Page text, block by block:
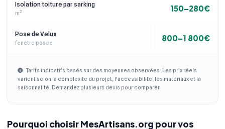
Isolation toiture par sarking
m² 150–280€
Pose de Velux
fenêtre posée 800–1 800€
Tarifs indicatifs basés sur des moyennes observées. Les prix réels
varient selon la complexité du projet, l'accessibilité, les matériaux et la
saisonnalité. Demandez plusieurs devis pour comparer.
Pourquoi choisir MesArtisans.org pour vos